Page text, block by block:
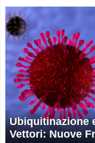
Ubiquitinazione
Vettori: Nuove